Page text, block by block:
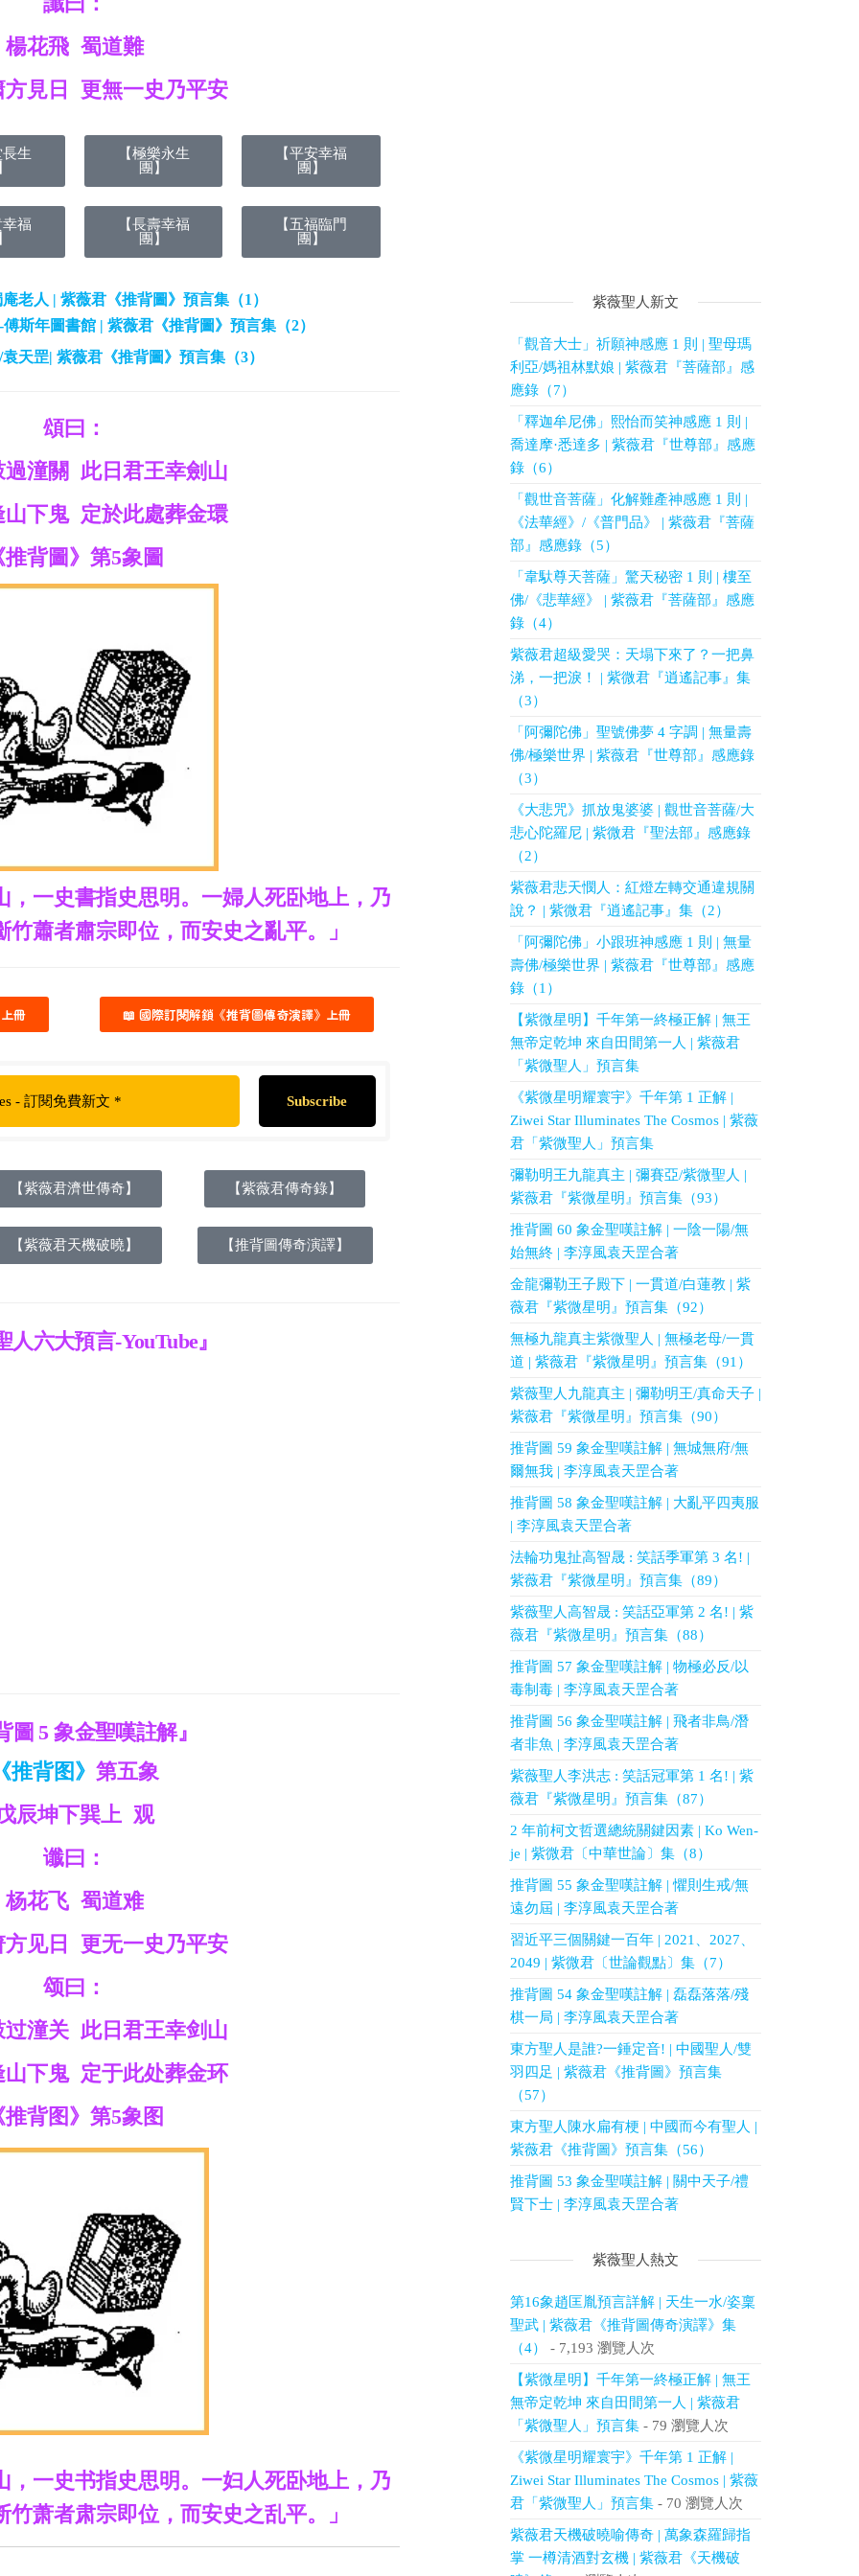
楊花飛 蜀道難
方見日 更無一史乃平安
生
福
【極樂永生
團】
【長壽幸福
團】
【平安幸福
團】
【五福臨門
團】
老人 | 紫薇君《推背圖》預言集（1）
斯年圖書館 | 紫薇君《推背圖》預言集（2）
天罡| 紫薇君《推背圖》預言集（3）
頌曰：
過潼關 此日君王幸劍山
山下鬼 定於此處葬金環
推背圖》第5象圖
，一史書指史思明。一婦人死卧地上，乃
蕭者肅宗即位，而安史之亂平。」
冊 📖 國際訂閱解鎖《推背圖傳奇演譯》上冊
【紫薇君濟世傳奇】
【紫薇君天機破曉】
【紫薇君傳奇錄】
【推背圖傳奇演譯】
人六大預言-YouTube』
圖 5 象金聖嘆註解』
推背图》 第五象
辰坤下巽上 观
谶曰：
杨花飞 蜀道难
方见日 更无一史乃平安
颂曰：
过潼关 此日君王幸剑山
山下鬼 定于此处葬金环
推背图》第5象图
，一史书指史思明。一妇人死卧地上，乃
萧者肃宗即位，而安史之乱平。」
紫薇聖人新文
「觀音大士」祈願神感應 1 則 | 聖母瑪
利亞/媽祖林默娘 | 紫薇君『菩薩部』感
應錄（7）
「釋迦牟尼佛」熙怡而笑神感應 1 則 |
喬達摩·悉達多 | 紫薇君『世尊部』感應
錄（6）
「觀世音菩薩」化解難產神感應 1 則 |
《法華經》/《普門品》 | 紫薇君『菩薩
部』感應錄（5）
「韋馱尊天菩薩」驚天秘密 1 則 | 樓至
佛/《悲華經》 | 紫薇君『菩薩部』感應
錄（4）
紫薇君超級愛哭：天塌下來了？一把鼻
涕，一把淚！ | 紫微君『逍遙記事』集
（3）
「阿彌陀佛」聖號佛夢 4 字調 | 無量壽
佛/極樂世界 | 紫薇君『世尊部』感應錄
（3）
《大悲咒》抓放鬼婆婆 | 觀世音菩薩/大
悲心陀羅尼 | 紫微君『聖法部』感應錄
（2）
紫薇君悲天憫人：紅燈左轉交通違規關
說？ | 紫微君『逍遙記事』集（2）
「阿彌陀佛」小跟班神感應 1 則 | 無量
壽佛/極樂世界 | 紫薇君『世尊部』感應
錄（1）
【紫微星明】千年第一終極正解 | 無王
無帝定乾坤 來自田間第一人 | 紫薇君
「紫微聖人」預言集
《紫微星明耀寰宇》千年第 1 正解 |
Ziwei Star Illuminates The Cosmos | 紫薇
君「紫微聖人」預言集
彌勒明王九龍真主 | 彌賽亞/紫微聖人 |
紫薇君『紫微星明』預言集（93）
推背圖 60 象金聖嘆註解 | 一陰一陽/無
始無終 | 李淳風袁天罡合著
金龍彌勒王子殿下 | 一貫道/白蓮教 | 紫
薇君『紫微星明』預言集（92）
無極九龍真主紫微聖人 | 無極老母/一貫
道 | 紫薇君『紫微星明』預言集（91）
紫薇聖人九龍真主 | 彌勒明王/真命天子 |
紫薇君『紫微星明』預言集（90）
推背圖 59 象金聖嘆註解 | 無城無府/無
爾無我 | 李淳風袁天罡合著
推背圖 58 象金聖嘆註解 | 大亂平四夷服
| 李淳風袁天罡合著
法輪功鬼扯高智晟 : 笑話季軍第 3 名! |
紫薇君『紫微星明』預言集（89）
紫薇聖人高智晟 : 笑話亞軍第 2 名! | 紫
薇君『紫微星明』預言集（88）
推背圖 57 象金聖嘆註解 | 物極必反/以
毒制毒 | 李淳風袁天罡合著
推背圖 56 象金聖嘆註解 | 飛者非鳥/潛
者非魚 | 李淳風袁天罡合著
紫薇聖人李洪志 : 笑話冠軍第 1 名! | 紫
薇君『紫微星明』預言集（87）
2 年前柯文哲選總統關鍵因素 | Ko Wen-
je | 紫微君〔中華世論〕集（8）
推背圖 55 象金聖嘆註解 | 懼則生戒/無
遠勿屆 | 李淳風袁天罡合著
習近平三個關鍵一百年 | 2021、2027、
2049 | 紫微君〔世論觀點〕集（7）
推背圖 54 象金聖嘆註解 | 磊磊落落/殘
棋一局 | 李淳風袁天罡合著
東方聖人是誰?一錘定音! | 中國聖人/雙
羽四足 | 紫薇君《推背圖》預言集
（57）
東方聖人陳水扁有梗 | 中國而今有聖人 |
紫薇君《推背圖》預言集（56）
推背圖 53 象金聖嘆註解 | 關中天子/禮
賢下士 | 李淳風袁天罡合著
紫薇聖人熱文
第16象趙匡胤預言詳解 | 天生一水/姿稟
聖武 | 紫薇君《推背圖傳奇演譯》集
（4）
- 7,193 瀏覽人次
【紫微星明】千年第一終極正解 | 無王
無帝定乾坤 來自田間第一人 | 紫薇君
「紫微聖人」預言集- 79 瀏覽人次
《紫微星明耀寰宇》千年第 1 正解 |
Ziwei Star Illuminates The Cosmos | 紫薇
君「紫微聖人」預言集- 70 瀏覽人次
紫薇君天機破曉喻傳奇 | 萬象森羅歸指
掌 一樽清酒對玄機 | 紫薇君《天機破